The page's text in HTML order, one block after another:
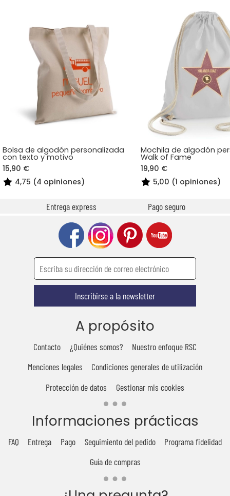
Bolsa de algodón personalizada
con texto y motivo
15,90 €
4,75 (4 opiniones)
Mochila de algodón
Walk of Fame
19,90 €
5,00 (1 opiniones)
Entrega express Pago seguro
Inscribirse a la newsletter
A propósito
Contacto ¿Quiénes somos?
Nuestro enfoque RSC
Menciones legales
Condiciones generales de utilización
Protección de datos
Gestionar mis cookies
Informaciones prácticas
FAQ Entrega Pago Seguimiento del pedido
Programa fidelidad
Guía de compras